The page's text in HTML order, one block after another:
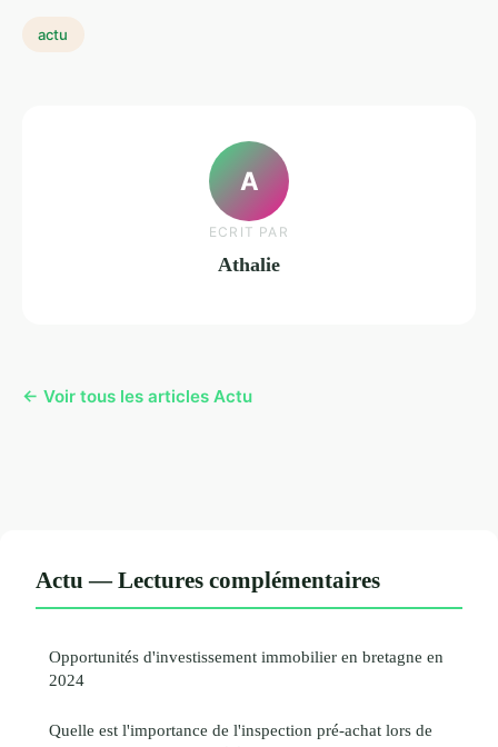
actu
A
ECRIT PAR
Athalie
← Voir tous les articles Actu
Actu — Lectures complémentaires
Opportunités d'investissement immobilier en bretagne en
2024
Quelle est l'importance de l'inspection pré-achat lors de